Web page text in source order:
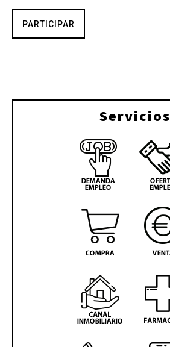
PARTICIPAR
Servicios